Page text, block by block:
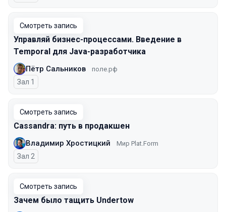
Смотреть запись
Управляй бизнес-процессами. Введение в
Temporal для Java-разработчика
Пётр Сальников поле.рф
Зал 1
Смотреть запись
Cassandra: путь в продакшен
Владимир Хростицкий Мир Plat.Form
Зал 2
Смотреть запись
Зачем было тащить Undertow